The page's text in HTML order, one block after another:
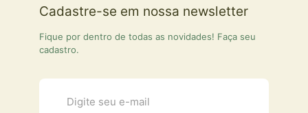
Cadastre-se em nossa newsletter
Fique por dentro de todas as novidades! Faça seu
cadastro.